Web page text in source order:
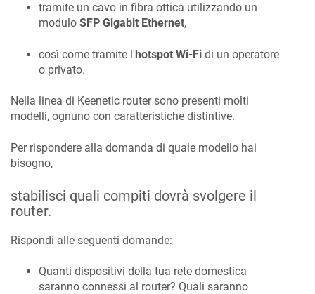
tramite un cavo in fibra ottica utilizzando un
modulo SFP Gigabit Ethernet,
così come tramite l'hotspot Wi-Fi di un operatore
o privato.
Nella linea di Keenetic router sono presenti molti
modelli, ognuno con caratteristiche distintive.
Per rispondere alla domanda di quale modello hai
bisogno,
stabilisci quali compiti dovrà svolgere il
router.
Rispondi alle seguenti domande:
Quanti dispositivi della tua rete domestica
saranno connessi al router? Quali saranno